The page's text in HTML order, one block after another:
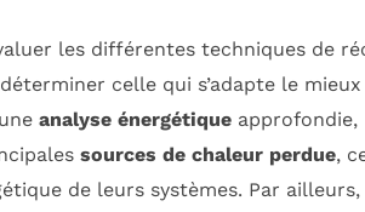
les différentes techniques de
celle qui s’adapte le
analyse énergétique
sources de chaleur perdue,
de leurs systèmes. Par